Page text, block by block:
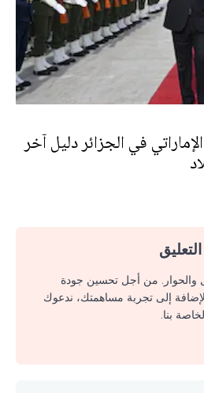
في الجزائر دليل آخر
والحوار. من أجل تحسين جودة
إلى تجربة مساهمتك، ندعوك
بنا.